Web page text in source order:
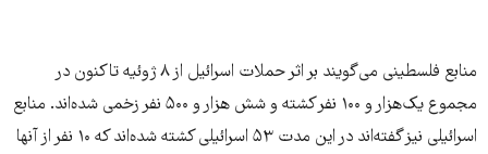
منابع فلسطینی می‌گویند بر اثر حملات اسرائیل از ۸ ژوئیه تاکنون در
مجموع یک‌هزار و ۱۰۰ نفر کشته و شش هزار و ۵۰۰ نفر زخمی شده‌اند. منابع
اسرائیلی نیز گفته‌اند در این مدت ۵۳ اسرائیلی کشته شده‌اند که ۱۰ نفر از آنها